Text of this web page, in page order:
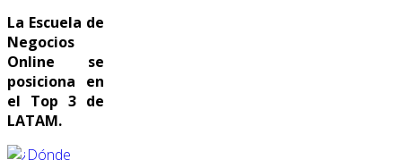
La Escuela de
Negocios
Online se
posiciona en
el Top 3 de
LATAM.